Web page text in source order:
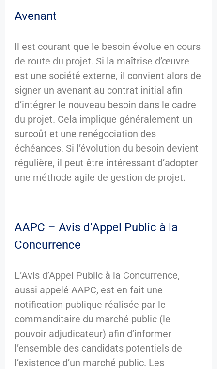
Avenant
Il est courant que le besoin évolue en cours
de route du projet. Si la maîtrise d’œuvre
est une société externe, il convient alors de
signer un avenant au contrat initial afin
d’intégrer le nouveau besoin dans le cadre
du projet. Cela implique généralement un
surcoût et une renégociation des
échéances. Si l’évolution du besoin devient
régulière, il peut être intéressant d’adopter
une méthode agile de gestion de projet.
AAPC – Avis d’Appel Public à la
Concurrence
L’Avis d’Appel Public à la Concurrence,
aussi appelé AAPC, est en fait une
notification publique réalisée par le
commanditaire du marché public (le
pouvoir adjudicateur) afin d’informer
l’ensemble des candidats potentiels de
l’existence d’un marché public. Les